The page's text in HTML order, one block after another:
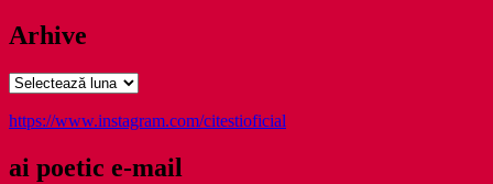
Arhive
Arhive
https://www.instagram.com/citestioficial
ai poetic e-mail